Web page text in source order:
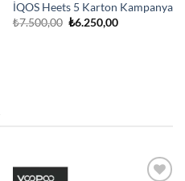
İQOS Heets 5 Karton Kampanya
₺7.500,00 Orijinal
₺6.250,00Şu